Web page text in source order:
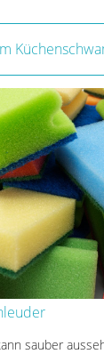
sauber